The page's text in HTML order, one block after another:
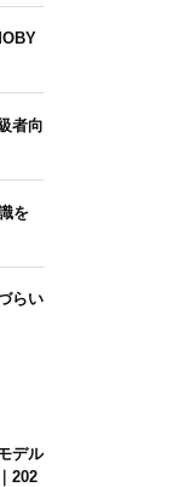
者向
を
らい
デル
202